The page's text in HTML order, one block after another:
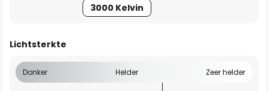
3000 Kelvin
Lichtsterkte
Donker Helder Zeer helder